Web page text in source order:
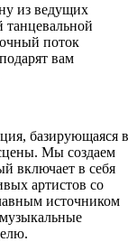
из ведущих
поток
вам
базирующаяся в
Мы создаем
включает в себя
артистов со
источником